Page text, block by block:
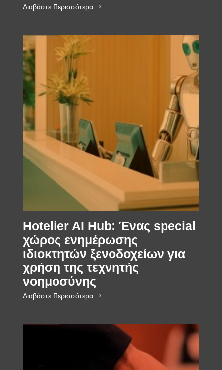
Διαβάστε Περισσότερα
Hotelier AI Hub: Ένας special
χώρος ενημέρωσης
ιδιοκτητών ξενοδοχείων για
χρήση της τεχνητής
νοημοσύνης
Διαβάστε Περισσότερα